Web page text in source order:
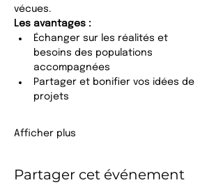
vécues.
Les avantages :
Échanger sur les réalités et
besoins des populations
accompagnées
Partager et bonifier vos idées de
projets
Afficher plus
Partager cet événement